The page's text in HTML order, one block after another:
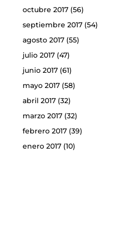
octubre 2017(56)
septiembre 2017(54)
agosto 2017(55)
julio 2017(47)
junio 2017(61)
mayo 2017(58)
abril 2017(32)
marzo 2017(32)
febrero 2017(39)
enero 2017(10)